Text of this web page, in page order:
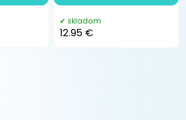
skladom
12.95 €